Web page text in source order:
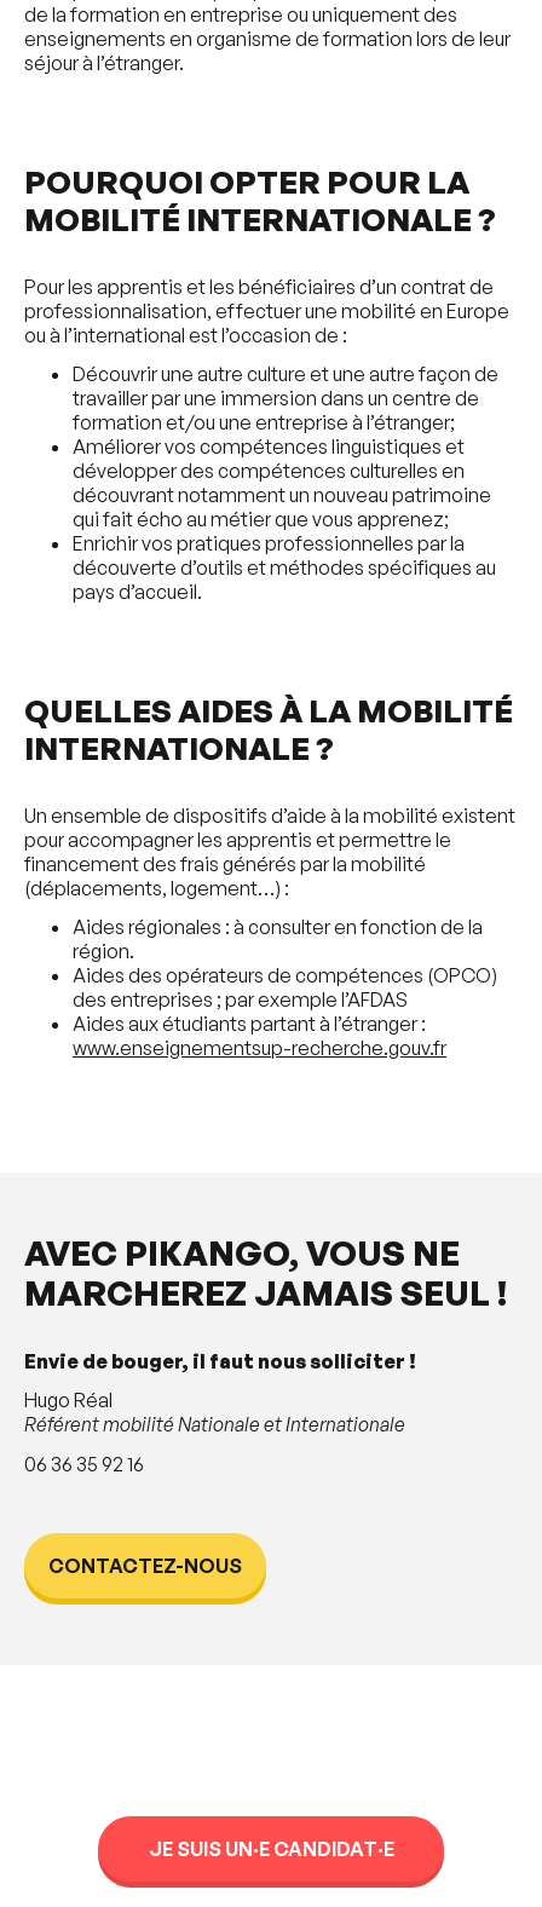
de la formation en entreprise ou uniquement des
enseignements en organisme de formation lors de leur
séjour à l’étranger.
POURQUOI OPTER POUR LA
MOBILITÉ INTERNATIONALE ?
Pour les apprentis et les bénéficiaires d’un contrat de
professionnalisation, effectuer une mobilité en Europe
ou à l’international est l’occasion de :
Découvrir une autre culture et une autre façon de
travailler par une immersion dans un centre de
formation et/ou une entreprise à l’étranger;
Améliorer vos compétences linguistiques et
développer des compétences culturelles en
découvrant notamment un nouveau patrimoine
qui fait écho au métier que vous apprenez;
Enrichir vos pratiques professionnelles par la
découverte d’outils et méthodes spécifiques au
pays d’accueil.
QUELLES AIDES À LA MOBILITÉ
INTERNATIONALE ?
Un ensemble de dispositifs d’aide à la mobilité existent
pour accompagner les apprentis et permettre le
financement des frais générés par la mobilité
(déplacements, logement…) :
Aides régionales : à consulter en fonction de la
région.
Aides des opérateurs de compétences (OPCO)
des entreprises ; par exemple l’AFDAS
Aides aux étudiants partant à l’étranger :
www.enseignementsup-recherche.gouv.fr
AVEC PIKANGO, VOUS NE
MARCHEREZ JAMAIS SEUL !
Envie de bouger, il faut nous solliciter !
Hugo Réal
Référent mobilité Nationale et Internationale
06 36 35 92 16
CONTACTEZ-NOUS
JE SUIS UN·E CANDIDAT·E